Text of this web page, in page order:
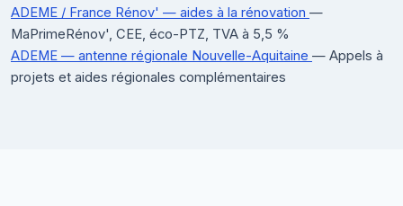
ADEME / France Rénov' — aides à la rénovation —
MaPrimeRénov', CEE, éco-PTZ, TVA à 5,5 %
ADEME — antenne régionale Nouvelle-Aquitaine — Appels à
projets et aides régionales complémentaires